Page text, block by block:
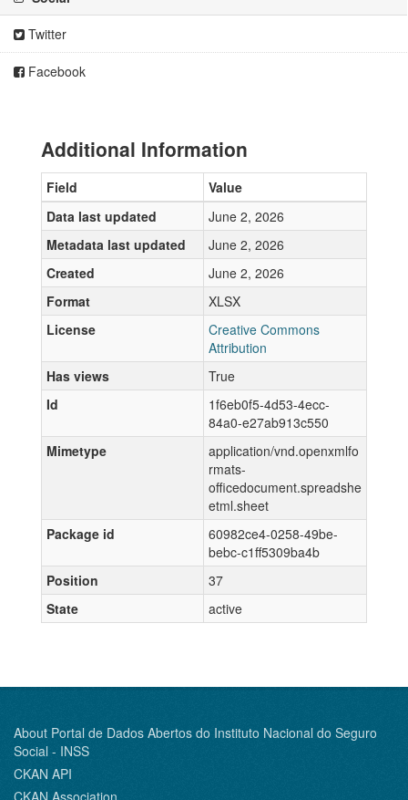
Twitter
Facebook
Additional Information
Field
Value
Data last updated
June 2, 2026
Metadata last updated
June 2, 2026
Created
June 2, 2026
Format
XLSX
License
Creative Commons
Attribution
Has views
True
Id
1f6eb0f5-4d53-4ecc-
84a0-e27ab913c550
Mimetype
application/vnd.openxmlfo
rmats-
officedocument.spreadshe
etml.sheet
Package id
60982ce4-0258-49be-
bebc-c1ff5309ba4b
Position
37
State
active
About Portal de Dados Abertos do Instituto Nacional do Seguro
Social - INSS
CKAN API
CKAN Association